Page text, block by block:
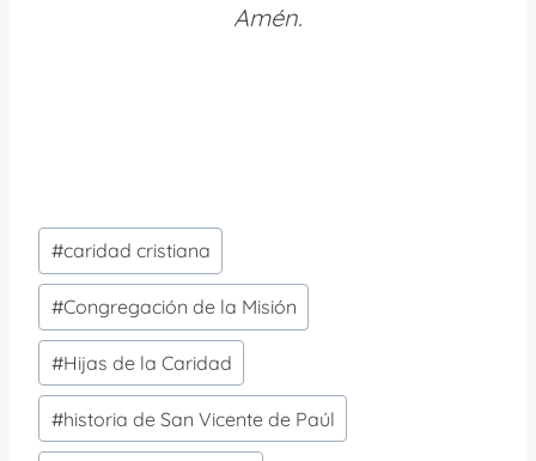
Amén.
Etiquetas
de
la
entrada:
#caridad cristiana
#Congregación de la Misión
#Hijas de la Caridad
#historia de San Vicente de Paúl